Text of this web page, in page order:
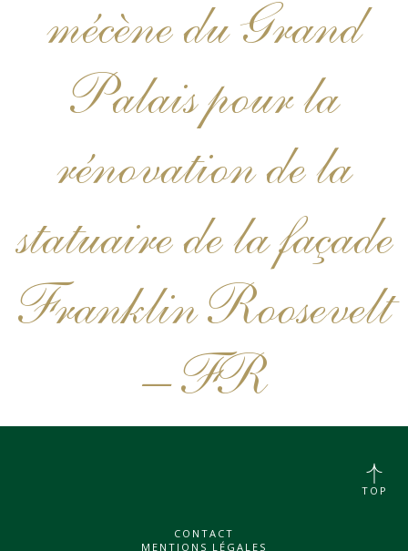
mécène du Grand
Palais pour la
rénovation de la
statuaire de la façade
Franklin Roosevelt
– FR
CONTACT
MENTIONS LÉGALES
TOP